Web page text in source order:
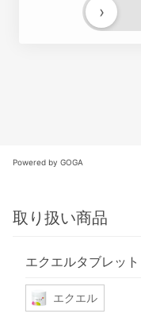
›
Powered by GOGA
取り扱い商品
エクエルタブレット
エクエル